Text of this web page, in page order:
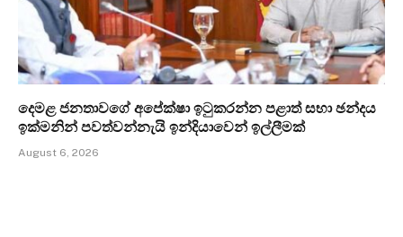
දෙමළ ජනතාවගේ අපේක්ෂා ඉටුකරන්න පළාත් සභා ඡන්දය
ඉක්මනින් පවත්වන්නැයි ඉන්දියාවෙන් ඉල්ලීමක්
August 6, 2026